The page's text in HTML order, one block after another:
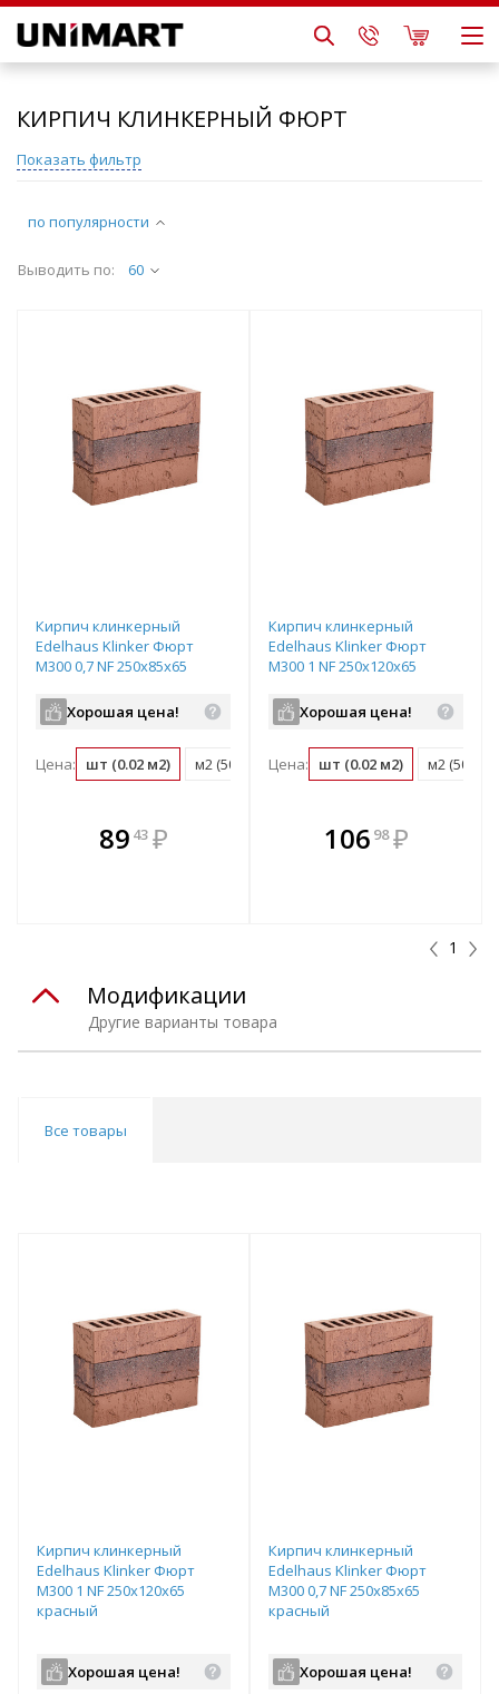
КИРПИЧ КЛИНКЕРНЫЙ ФЮРТ
по популярности
Выводить по: 60
Кирпич клинкерный
Edelhaus Klinker Фюрт
М300 0,7 NF 250х85х65
Хорошая цена!
Цена: шт (0.02 м2) м2 (50 шт) поддон (600 шт)
89 43 ₽
В комплекте
всегда выгоднее!
Кирпич клинкерный
Edelhaus Klinker Фюрт
М300 1 NF 250х120х65
Хорошая цена!
Цена: шт (0.02 м2) м2 (50 шт)
В комплекте
всегда выгоднее!
106 98 ₽
1
Показать фильтр
Другие варианты товара
Модификации
Все товары
Кирпич клинкерный
Edelhaus Klinker Фюрт
М300 1 NF 250х120х65
красный
Хорошая цена!
Кирпич клинкерный
Edelhaus Klinker Фюрт
М300 0,7 NF 250х85х65
красный
Хорошая цена!